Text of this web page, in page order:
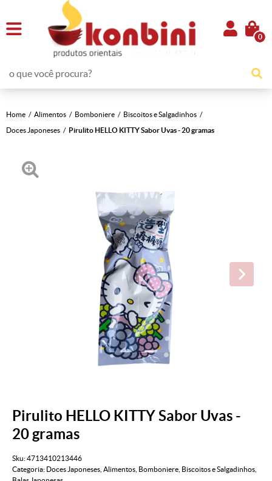
0
Home Alimentos Bomboniere
Biscoitos e Salgadinhos
Doces Japoneses
Pirulito HELLO KITTY Sabor Uvas - 20 gramas
Pirulito HELLO KITTY Sabor Uvas -
20 gramas
Sku:4713410213446
Categoria: Doces Japoneses Alimentos Bomboniere Biscoitos e Salgadinhos